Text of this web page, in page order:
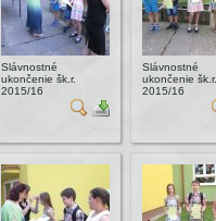
Slávnostné
ukončenie šk.r.
2015/16
Slávnostné
ukončenie šk.r.
2015/16